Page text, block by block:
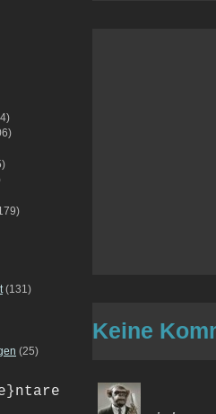
(131)
(25)
Keine